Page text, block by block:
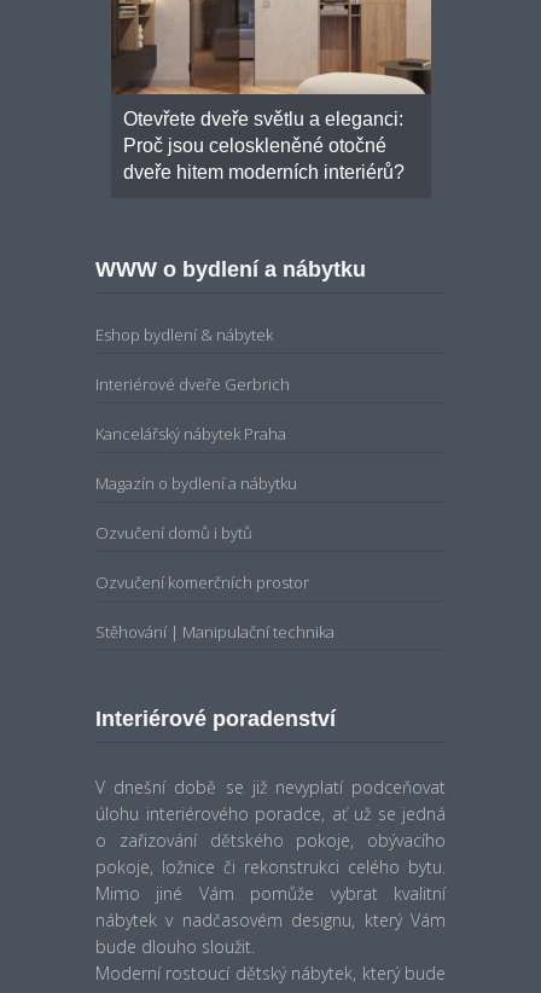
Otevřete dveře světlu a eleganci:
Proč jsou celoskleněné otočné
dveře hitem moderních interiérů?
WWW o bydlení a nábytku
Eshop bydlení & nábytek
Interiérové dveře Gerbrich
Kancelářský nábytek Praha
Magazín o bydlení a nábytku
Ozvučení domů i bytů
Ozvučení komerčních prostor
Stěhování | Manipulační technika
Interiérové poradenství
V dnešní době se již nevyplatí podceňovat
úlohu interiérového poradce, ať už se jedná
o zařizování dětského pokoje, obývacího
pokoje, ložnice či rekonstrukci celého bytu.
Mimo jiné Vám pomůže vybrat kvalitní
nábytek v nadčasovém designu, který Vám
bude dlouho sloužit.
Moderní rostoucí dětský nábytek, který bude